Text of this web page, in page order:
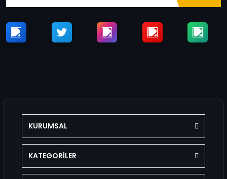
KURUMSAL
KATEGORİLER